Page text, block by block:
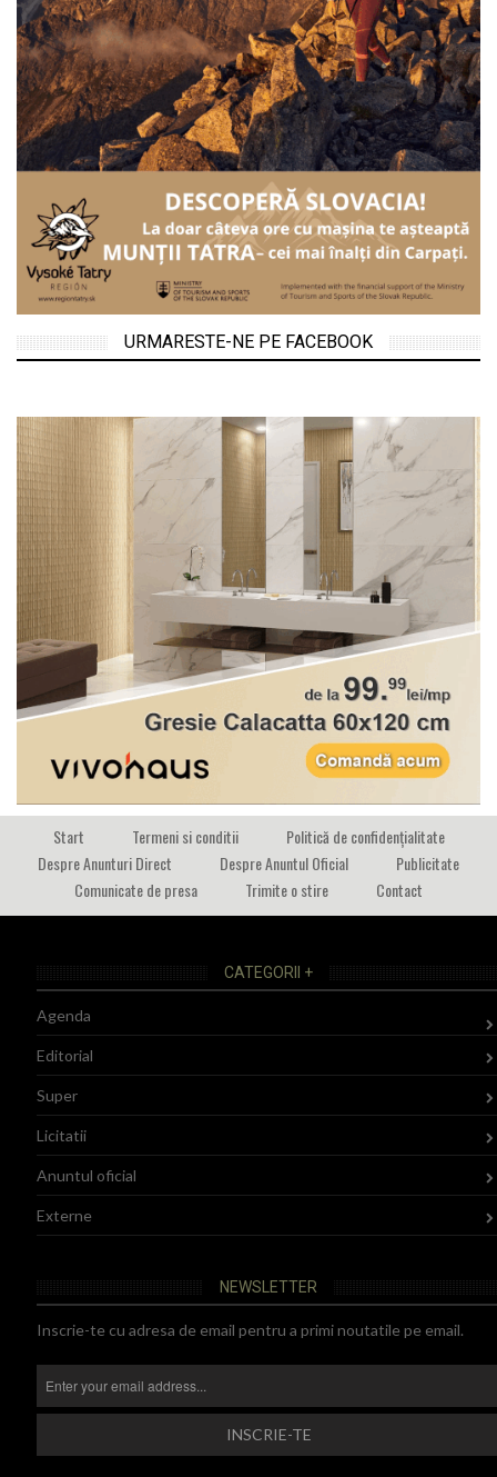
URMARESTE-NE PE FACEBOOK
Start Termeni si conditii
Politică de confidențialitate
Despre Anunturi Direct
Despre Anuntul Oficial
Publicitate
Comunicate de presa
Trimite o stire Contact
CATEGORII +
Agenda
Editorial
Super
Licitatii
Anuntul oficial
Externe
NEWSLETTER
Inscrie-te cu adresa de email pentru a primi noutatile pe email.